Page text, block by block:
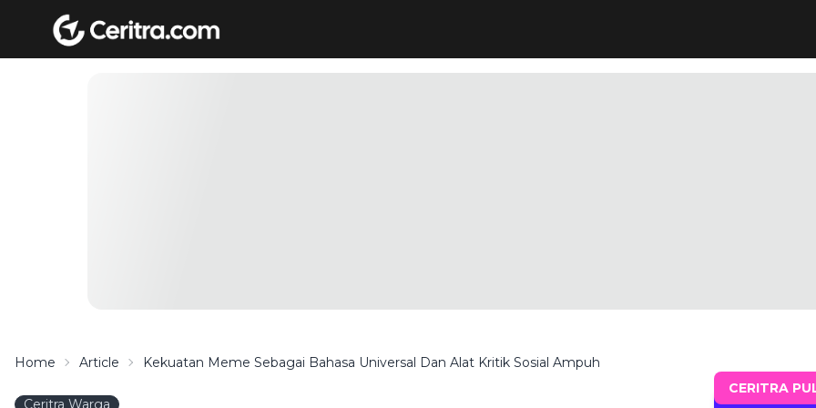
Home Article Kekuatan Meme Sebagai Bahasa Universal Dan Alat Kritik Sosial Ampuh
Ceritra Warga
CERITRA